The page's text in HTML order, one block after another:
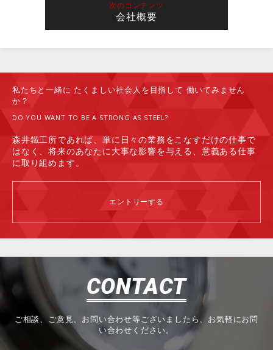
次のコンテンツ
会社概要
私たちと一緒に たくましい社会人を目指して 働いてみません
か？
DO YOU WANT TO BE A STRONG AS STEEL?
森井鐵工所であれば、単に日々の業務をこなすだけの仕事で
はなく、将来のあなたに大事な影響を与える、意義ある仕事
に取り組めます。
エントリーする
CONTACT
ご相談、ご意見、お問い合わせ等ございましたら、お気軽にお問
い合わせください。